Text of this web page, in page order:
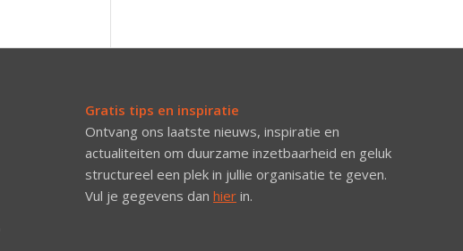
Gratis tips en inspiratie
Ontvang ons laatste nieuws, inspiratie en
actualiteiten om duurzame inzetbaarheid en geluk
structureel een plek in jullie organisatie te geven.
Vul je gegevens danhier in.